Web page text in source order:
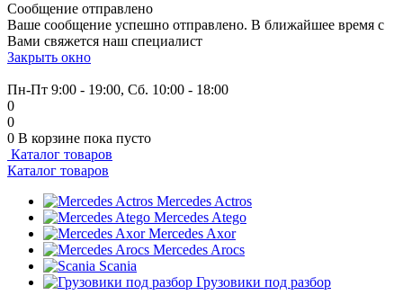
Сообщение отправлено
Ваше сообщение успешно отправлено. В ближайшее время с
Вами свяжется наш специалист
Закрыть окно
Пн-Пт 9:00 - 19:00, Сб. 10:00 - 18:00
0
0
0 В корзине пока пусто
Каталог товаров
Каталог товаров
Mercedes Actros
Mercedes Atego
Mercedes Axor
Mercedes Arocs
Scania
Грузовики под разбор